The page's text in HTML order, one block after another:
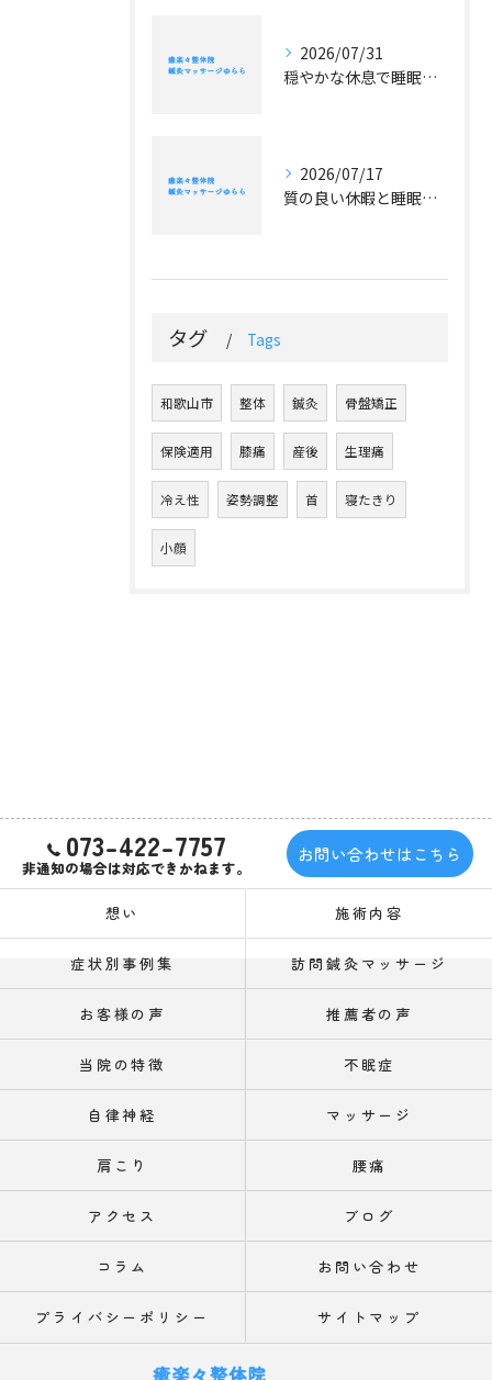
2026/07/31
穏やかな休息で睡眠の質を高めるやさしい習慣と自分らしいリラックス法ガイド
2026/07/17
質の良い休暇と睡眠でパフォーマンスを最大化する実践的な休み方ガイド
タグ Tags
和歌山市 整体 鍼灸 骨盤矯正
保険適用 膝痛 産後 生理痛
冷え性 姿勢調整 首 寝たきり
小顔
073-422-7757
非通知の場合は対応できかねます。
お問い合わせはこちら
想い 施術内容
症状別事例集 訪問鍼灸マッサージ
お客様の声 推薦者の声
当院の特徴 不眠症
自律神経 マッサージ
肩こり 腰痛
アクセス ブログ
コラム お問い合わせ
プライバシーポリシー サイトマップ